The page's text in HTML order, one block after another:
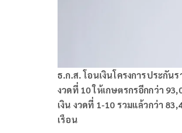
ธ.ก.ส. โอนเงินโครงการประกัน
งวดที่ 10 ให้เกษตรกรอีกกว่า
เงิน งวดที่ 1-10 รวมแล้วกว่า
เรือน